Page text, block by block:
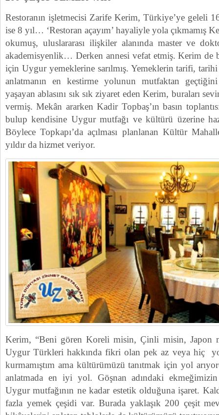
Restoranın işletmecisi Zarife Kerim, Türkiye’ye geleli
ise 8 yıl… ‘Restoran açayım’ hayaliyle yola çıkmamış
okumuş, uluslararası ilişkiler alanında master ve
akademisyenlik… Derken annesi vefat etmiş. Kerim de
için Uygur yemeklerine sarılmış. Yemeklerin tarifi,
anlatmanın en kestirme yolunun mutfaktan
yaşayan ablasını sık sık ziyaret eden Kerim, buraları
vermiş. Mekân ararken Kadir Topbaş’ın basın
bulup kendisine Uygur mutfağı ve kültürü üzerine
Böylece Topkapı’da açılması planlanan Kültür
yıldır da hizmet veriyor.
Kerim, “Beni gören Koreli misin, Çinli misin, Japon
Uygur Türkleri hakkında fikri olan pek az veya hiç
kurmamıştım ama kültürümüzü tanıtmak için yol
anlatmada en iyi yol. Göşnan adındaki
Uygur mutfağının ne kadar estetik olduğuna işaret.
fazla yemek çeşidi var. Burada yaklaşık 200 çeşit